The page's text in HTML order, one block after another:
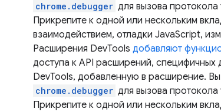
chrome.debugger для вызова
Прикрепите к одной или нескольким
взаимодействием, отладки JavaScript,
Расширения DevTools добавляют
доступа к API расширений, специфичных
DevTools, добавленную в расширение.
chrome.debugger для вызова
Прикрепите к одной или нескольким